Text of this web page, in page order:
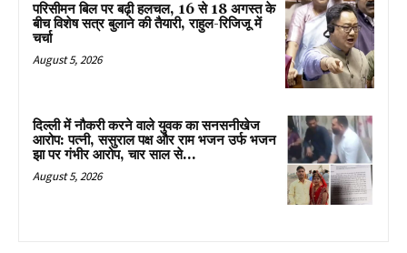
परिसीमन बिल पर बढ़ी हलचल, 16 से 18 अगस्त के
बीच विशेष सत्र बुलाने की तैयारी, राहुल-रिजिजू में
चर्चा
August 5, 2026
दिल्ली में नौकरी करने वाले युवक का सनसनीखेज
आरोप: पत्नी, ससुराल पक्ष और राम भजन उर्फ भजन
झा पर गंभीर आरोप, चार साल से...
August 5, 2026